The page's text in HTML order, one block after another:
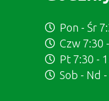
Pon - Śr
Czw 7:30
Pt 7:30 -
Sob - Nd